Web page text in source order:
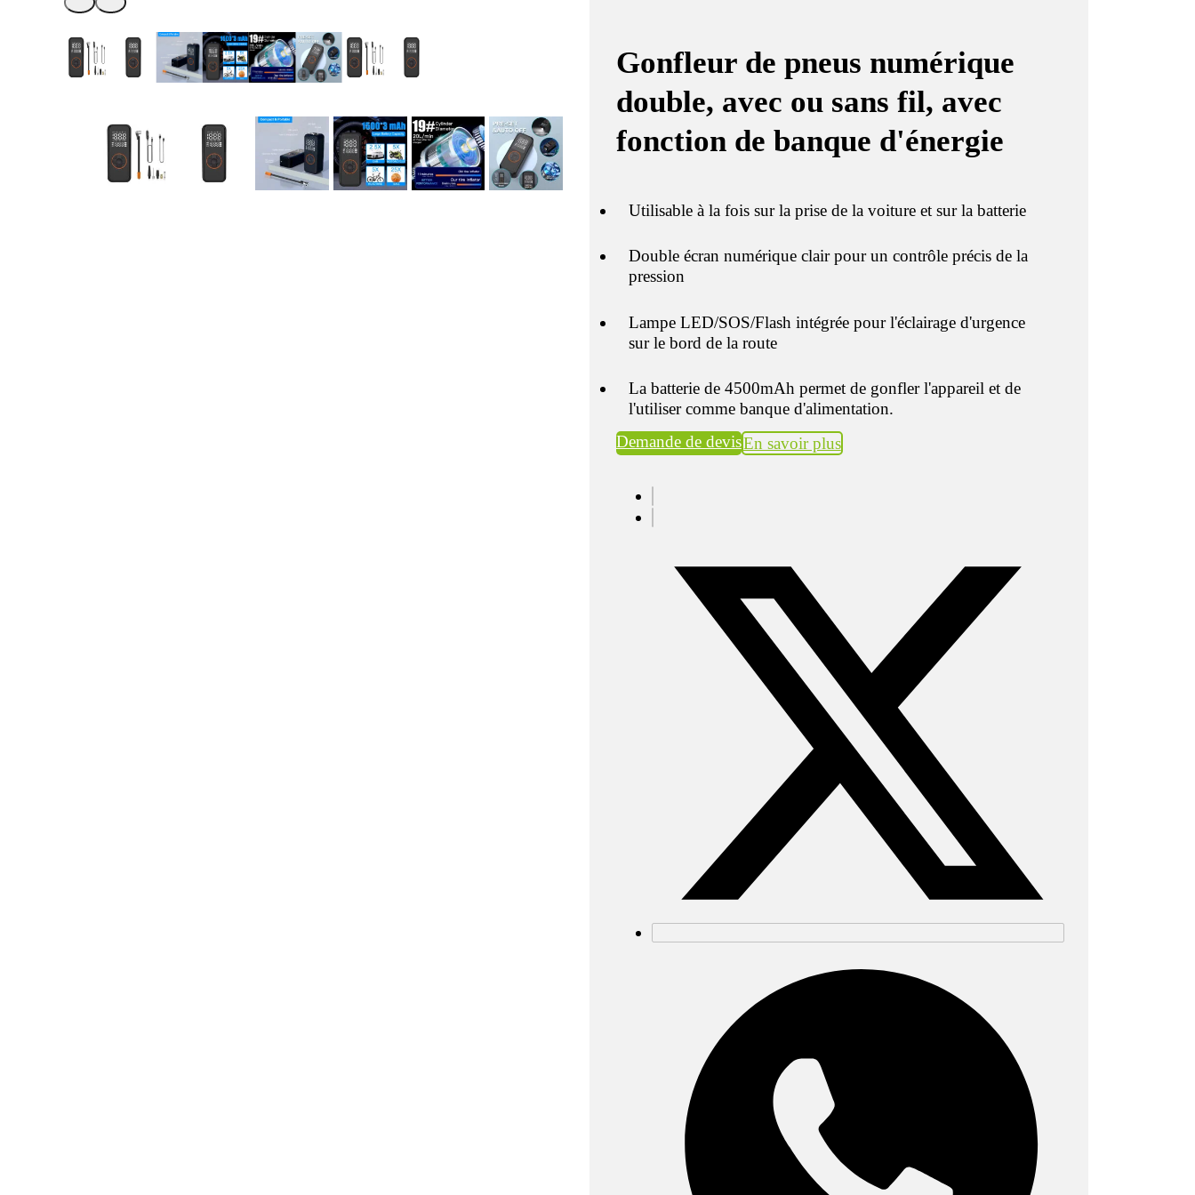
Gonfleur de pneus numérique
double, avec ou sans fil, avec
fonction de banque d'énergie
Utilisable à la fois sur la prise de la voiture et sur la batterie
Double écran numérique clair pour un contrôle précis de la
pression
Lampe LED/SOS/Flash intégrée pour l'éclairage d'urgence
sur le bord de la route
La batterie de 4500mAh permet de gonfler l'appareil et de
l'utiliser comme banque d'alimentation.
Demande de devisEn savoir plus